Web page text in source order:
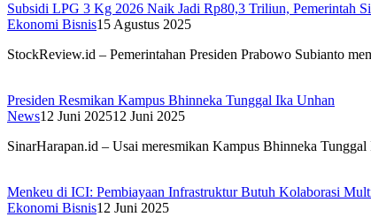
Subsidi LPG 3 Kg 2026 Naik Jadi Rp80,3 Triliun, Pemerintah
Ekonomi Bisnis15 Agustus 2025
StockReview.id – Pemerintahan Presiden Prabowo Subianto
Presiden Resmikan Kampus Bhinneka Tunggal Ika Unhan
News12 Juni 202512 Juni 2025
SinarHarapan.id – Usai meresmikan Kampus Bhinneka
Menkeu di ICI: Pembiayaan Infrastruktur Butuh Kolaborasi
Ekonomi Bisnis12 Juni 2025